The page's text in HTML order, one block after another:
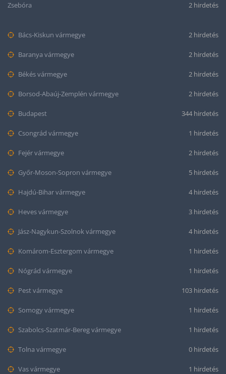
Zsebóra 2 hirdetés
Bács-Kiskun vármegye 2 hirdetés
Baranya vármegye 2 hirdetés
Békés vármegye 2 hirdetés
Borsod-Abaúj-Zemplén vármegye 2 hirdetés
Budapest 344 hirdetés
Csongrád vármegye 1 hirdetés
Fejér vármegye 2 hirdetés
Győr-Moson-Sopron vármegye 5 hirdetés
Hajdú-Bihar vármegye 4 hirdetés
Heves vármegye 3 hirdetés
Jász-Nagykun-Szolnok vármegye 4 hirdetés
Komárom-Esztergom vármegye 1 hirdetés
Nógrád vármegye 1 hirdetés
Pest vármegye 103 hirdetés
Somogy vármegye 1 hirdetés
Szabolcs-Szatmár-Bereg vármegye 1 hirdetés
Tolna vármegye 0 hirdetés
Vas vármegye 1 hirdetés